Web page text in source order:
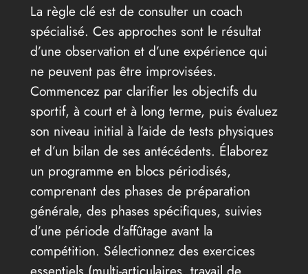
La règle clé est de consulter un coach
spécialisé. Ces approches sont le résultat
d’une observation et d’une expérience qui
ne peuvent pas être improvisées.
Commencez par clarifier les objectifs du
sportif, à court et à long terme, puis évaluez
son niveau initial à l’aide de tests physiques
et d’un bilan de ses antécédents. Élaborez
un programme en blocs périodisés,
comprenant des phases de préparation
générale, des phases spécifiques, suivies
d’une période d’affûtage avant la
compétition. Sélectionnez des exercices